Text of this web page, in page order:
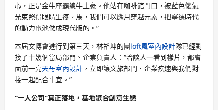
心，正是金牛座霸總牛土豪。他站在咖啡館門口，被藍色傻氣
光束照得眼睛生疼。馬，我們可以應用穿越元素，把寧德時代
的動力電池做成現代版的。”
本屆文博會進行到第三天，林裕坤的團loft風室內設計隊已經對
接了十幾個當局部門、企業負責人：“洽談人一看到樣片，都會
面前一亮天母室內設計 ，立即讓文旅部門、企業疾速與我們對
接一起配合事宜。”
“一人公司”真正落地，基地聚合創意生態